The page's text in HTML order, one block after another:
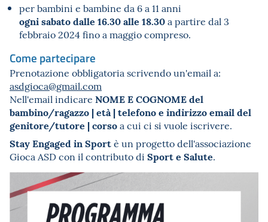
per bambini e bambine da 6 a 11 anni
ogni sabato dalle 16.30 alle 18.30a partire dal 3
febbraio 2024 fino a maggio compreso.
Come partecipare
Prenotazione obbligatoria scrivendo un'email a:
asdgioca@gmail.com
Nell'email indicare NOME E COGNOME del
bambino/ragazzo | età | telefono e indirizzo email del
genitore/tutore | corsoa cui ci si vuole iscrivere.
Stay Engaged in Sportè un progetto dell'associazione
Gioca ASD con il contributo di Sport e Salute.